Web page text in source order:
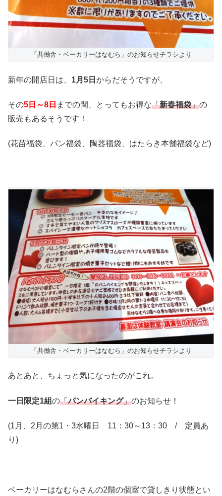
「共働舎・ベーカリーはなむら」のお知らせチラシより
新年の開店日は、 1月5日 からだそうですが、
その5日～8日 までの間、とってもお得な「新春福袋」の
販売もあるそうです！
(花苗福袋、パン福袋、陶器福袋、はたらき本舗福袋など)
「共働舎・ベーカリーはなむら」のお知らせチラシより
あとあと、ちょっと気になったのがこれ。
一日限定1組の「パンバイキング」のお知らせ！
(1月、2月の第1・3水曜日 11：30～13：30 / 定員あ
り)
ベーカリーはなむらさんの2階の個室で貸しきり状態とい